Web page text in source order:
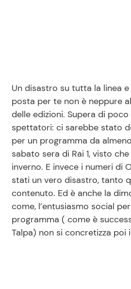
Pubblicità
Privacy Policy
Un disastro su tutta la linea e
posta per te non è neppure
delle edizioni. Supera di
spettatori: ci sarebbe stato
per un programma da
sabato sera di Rai 1, visto
inverno. E invece i numeri di
stati un vero disastro, tanto
contenuto. Ed è anche la
come, l’entusiasmo social
programma ( come è
Talpa) non si concretizza poi